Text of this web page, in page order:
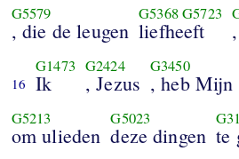
G5579
, die de leugen
G5368G5723
liefheeft
16
G1473
Ik
G2424
, Jezus
G3450
, heb Mijn
G5213
om ulieden
G5023
deze dingen te